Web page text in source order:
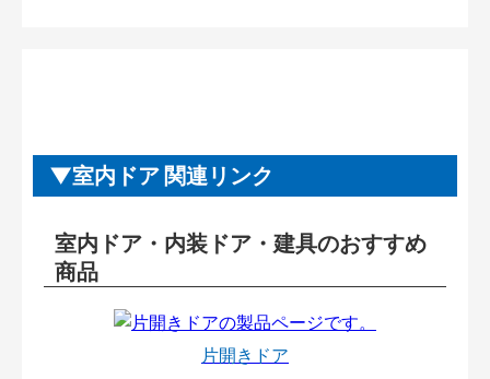
室内ドア 関連リンク
室内ドア・内装ドア・建具のおすすめ
商品
片開きドア